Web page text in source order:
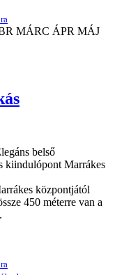
MÁRC ÁPR MÁJ
belső
kiindulópont Marrákes
központjától
450 méterre van a